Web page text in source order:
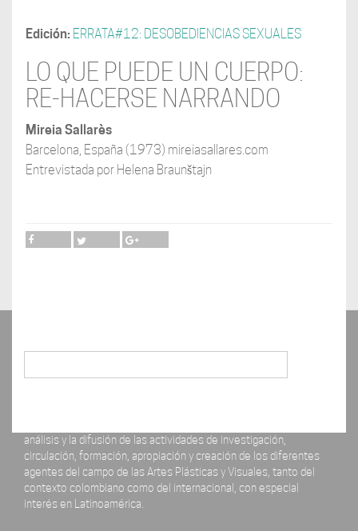
Edición: ERRATA#12: DESOBEDIENCIAS SEXUALES
LO QUE PUEDE UN CUERPO:
RE-HACERSE NARRANDO
Mireia Sallarès
Barcelona, España (1973) mireiasallares.com
Entrevistada por Helena Braunštajn
análisis y la difusión de las actividades de investigación,
circulación, formación, apropiación y creación de los diferentes
agentes del campo de las Artes Plásticas y Visuales, tanto del
contexto colombiano como del internacional, con especial
interés en Latinoamérica.